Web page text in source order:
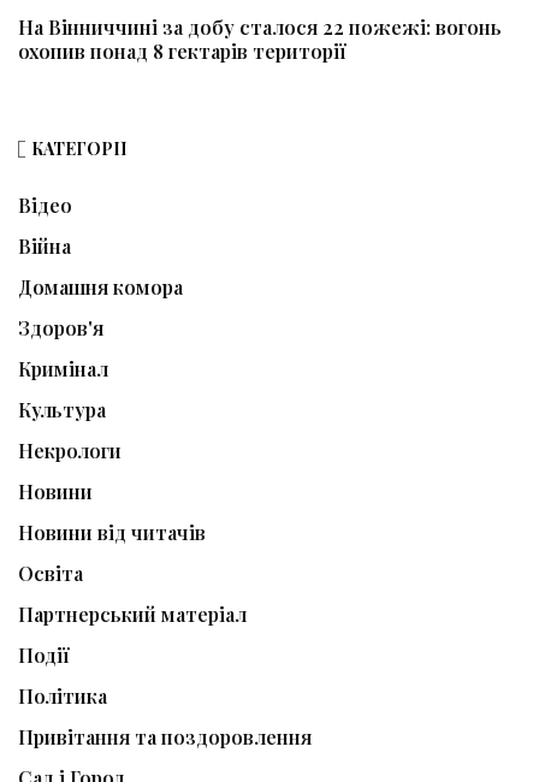
На Вінниччині за добу сталося 22 пожежі: вогонь
охопив понад 8 гектарів території
КАТЕГОРІЇ
Відео
Війна
Домашня комора
Здоров'я
Кримінал
Культура
Некрологи
Новини
Новини від читачів
Освіта
Партнерський матеріал
Події
Політика
Привітання та поздоровлення